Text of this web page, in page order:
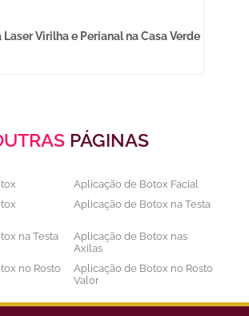
Laser Virilha e Perianal na Casa Verde
PÁGINAS
Aplicação de Botox Facial
Aplicação de Botox na Testa
na Testa
Aplicação de Botox nas
Axilas
no Rosto
Aplicação de Botox no Rosto
Valor
nos
Aplicação de Botox Preço